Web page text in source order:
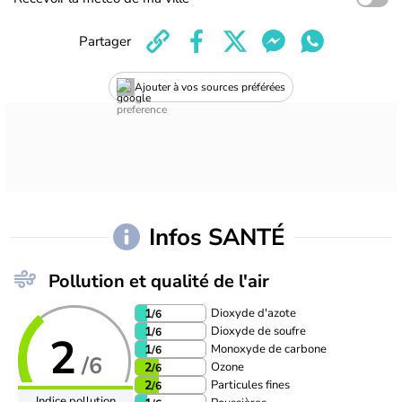
Ajouter à vos sources préférées
Partager
Infos SANTÉ
Pollution et qualité de l'air
2 /6
1/6 Dioxyde d'azote
1/6 Dioxyde de soufre
1/6 Monoxyde de carbone
2/6 Ozone
2/6 Particules fines